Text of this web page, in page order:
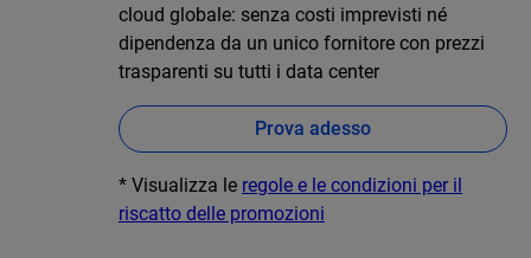
cloud globale: senza costi imprevisti né
dipendenza da un unico fornitore con prezzi
trasparenti su tutti i data center
Prova adesso
* Visualizza le regole e le condizioni per il
riscatto delle promozioni